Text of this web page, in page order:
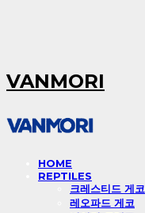
VANMORI
HOME
REPTILES
크레스티드 게코
레오파드 게코